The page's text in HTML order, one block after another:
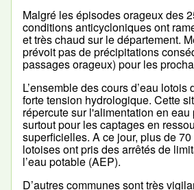
Malgré les épisodes orageux des
conditions anticycloniques ont
et très chaud sur le département.
prévoit pas de précipitations
passages orageux) pour les
L’ensemble des cours d’eau lotois
forte tension hydrologique. Cette
répercute sur l'alimentation en eau
surtout pour les captages en
superficielles. A ce jour, plus de
lotoises ont pris des arrêtés de
l’eau potable (AEP).
D’autres communes sont très